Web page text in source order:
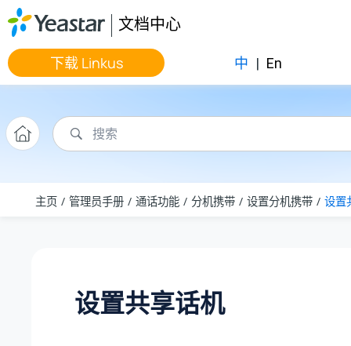
跳转到主要内容
文档中心
下载 Linkus 中 | En
主页 管理员手册 通话功能 分机携带 设置分机携带 设置
设置共享话机